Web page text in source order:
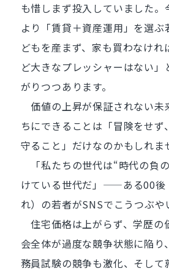
も惜しまず投入していました。
より「賃貸＋資産運用」を選
どもを産まず、家も買わなけれ
ど大きなプレッシャーはない
がりつつあります。
価値の上昇が保証されない未
ちにできることは「冒険をせず
守ること」だけなのかもしれま
「私たちの世代は“時代の負
けている世代だ」——ある00後
れ）の若者がSNSでこうつぶや
住宅価格は上がらず、学歴の
会全体が過度な競争状態に陥り
務員試験の競争も激化、そして